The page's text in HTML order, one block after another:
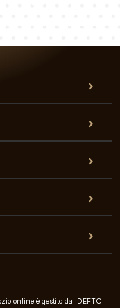
online è gestito da: DEFTO